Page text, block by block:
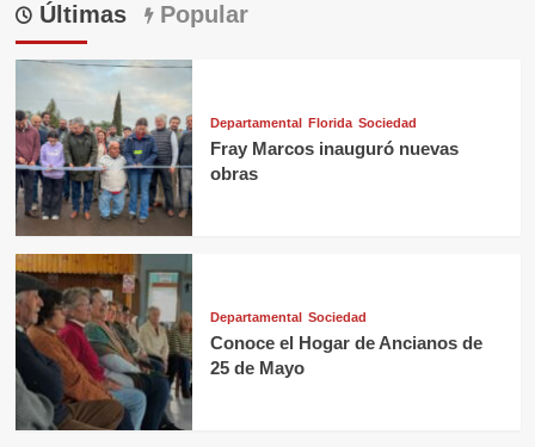
Últimas Popular
Departamental Florida Sociedad
Fray Marcos inauguró nuevas
obras
Departamental Sociedad
Conoce el Hogar de Ancianos de
25 de Mayo